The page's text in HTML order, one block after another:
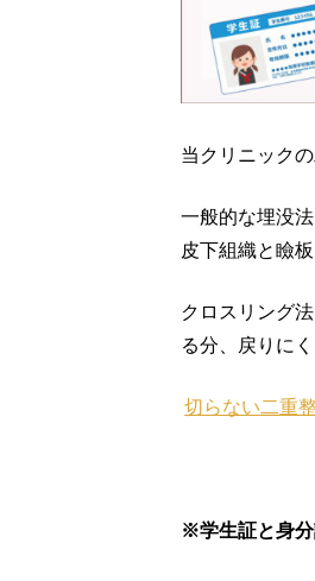
当クリニック
一般的な埋没
皮下組織と瞼
クロスリング
る分、戻りに
切らない二重
※学生証と身分